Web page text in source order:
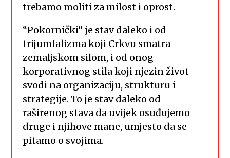
trebamo moliti za milost i oprost.
“Pokornički” je stav daleko i od
trijumfalizma koji Crkvu smatra
zemaljskom silom, i od onog
korporativnog stila koji njezin život
svodi na organizaciju, strukturu i
strategije. To je stav daleko od
raširenog stava da uvijek osuđujemo
druge i njihove mane, umjesto da se
pitamo o svojima.